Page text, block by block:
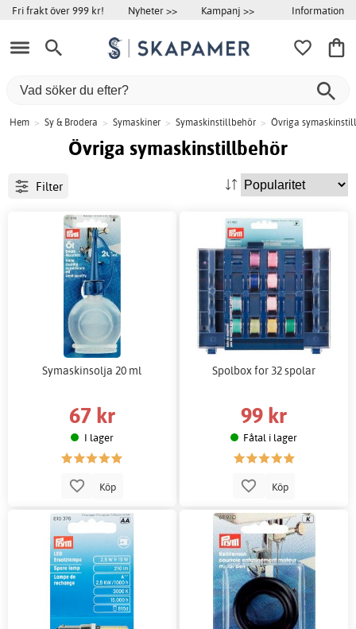
Fri frakt över 999 kr! Nyheter >> Kampanj >> Information
Hem > Sy & Brodera > Symaskiner > Symaskinstillbehör > Övriga
Övriga symaskinstillbehör
Filter
Symaskinsolja 20 ml
67 kr
I lager
Köp
Spolbox for 32 spolar
99 kr
Fåtal i lager
Köp